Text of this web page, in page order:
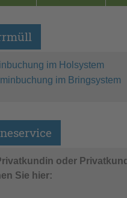
im Holsystem
im Bringsystem
oder
Sie hier: